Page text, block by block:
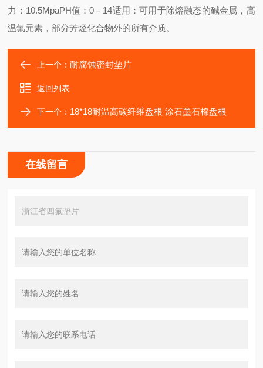
力：10.5MpaPH值：0－14适用：可用于除熔融态的碱金属，高
温氟元素，部分芳烃化合物外的所有介质。
上一个：耐腐蚀密封垫片
返回列表
下一个： 18*18耐温高碳纤维盘根 涂石墨石棉盘根
在线留言